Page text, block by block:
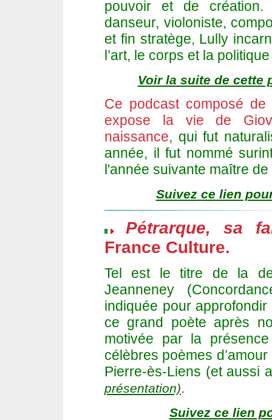
pouvoir et de création.
danseur, violoniste,
et fin stratège, Lully
l’art, le corps et la
Voir la suite de cette
Ce podcast composé
expose la vie de
naissance, qui fut
année, il fut nommé
l'année suivante maître
Suivez ce lien
Pétrarque, sa
France Culture.
Tel est le titre de la
Jeanneney
indiquée pour
ce grand poète après
motivée par la
célèbres poèmes
Pierre-ès-Liens (et aussi
présentation).
Suivez ce lien